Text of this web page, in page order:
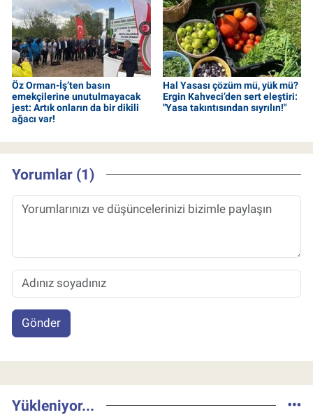
Öz Orman-İş’ten basın
emekçilerine unutulmayacak
jest: Artık onların da bir dikili
ağacı var!
Hal Yasası çözüm mü, yük mü?
Ergin Kahveci’den sert eleştiri:
"Yasa takıntısından sıyrılın!"
Yorumlar (1)
Gönder
Yükleniyor...